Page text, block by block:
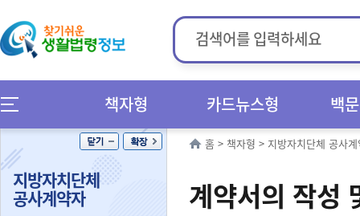
책자형 카드뉴스형 백
지방자치단체
공사계약자
홈 > 책자형 > 지방자치단체 공사
계약서의 작성